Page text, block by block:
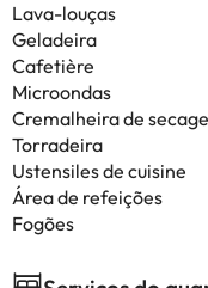
Lava-louças
Geladeira
Cafetière
Microondas
Cremalheira de
Torradeira
Ustensiles de cuisine
Área de refeições
Fogões